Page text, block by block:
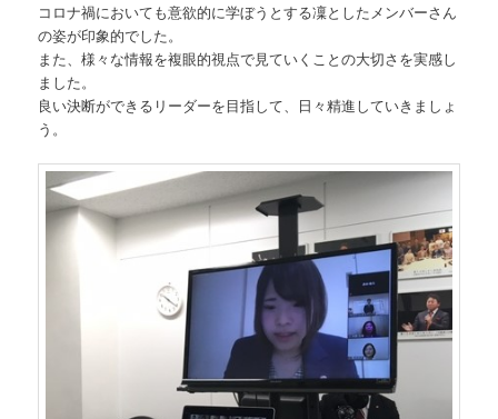
コロナ禍においても意欲的に学ぼうとする凜としたメンバーさん
の姿が印象的でした。
また、様々な情報を複眼的視点で見ていくことの大切さを実感し
ました。
良い決断ができるリーダーを目指して、日々精進していきましょ
う。